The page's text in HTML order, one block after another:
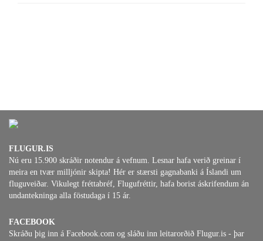
FLUGUR.IS
Nú eru 15.900 skráðir notendur á vefnum. Lesnar hafa verið greinar í
meira en tvær milljónir skipta! Hér er stærsti gagnabanki á Íslandi um
fluguveiðar. Vikulegt fréttabréf, Flugufréttir, hafa borist áskrifendum án
undantekninga alla föstudaga í 15 ár.
FACEBOOK
Skráðu þig inn á Facebook.com og sláðu inn leitarorðið Flugur.is - þar